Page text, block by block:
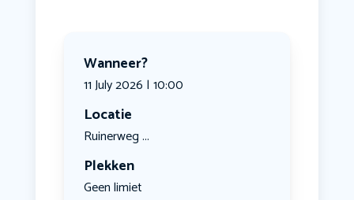
Wanneer?
11 July 2026 | 10:00
Locatie
Ruinerweg ...
Plekken
Geen limiet